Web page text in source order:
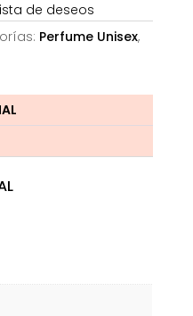
de deseos
Perfume Unisex,